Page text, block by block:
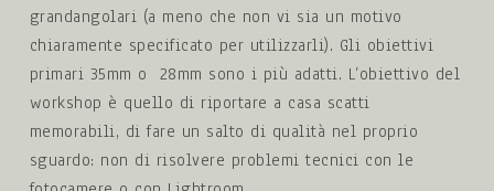
grandangolari (a meno che non vi sia un motivo
chiaramente specificato per utilizzarli). Gli obiettivi
primari 35mm o 28mm sono i più adatti. L’obiettivo del
workshop è quello di riportare a casa scatti
memorabili, di fare un salto di qualità nel proprio
sguardo: non di risolvere problemi tecnici con le